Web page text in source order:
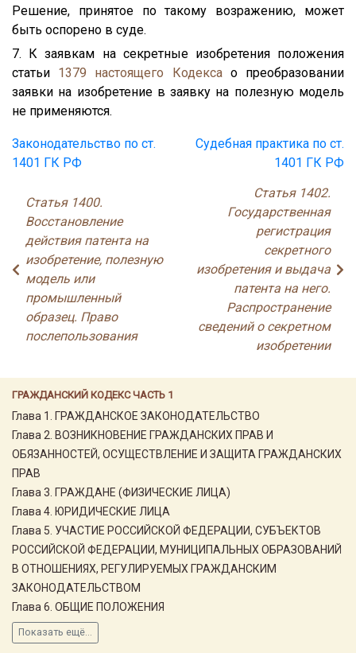
ГРАЖДАНСКИЙ КОДЕКС ЧАСТЬ 1
Глава 1. ГРАЖДАНСКОЕ ЗАКОНОДАТЕЛЬСТВО
Глава 2. ВОЗНИКНОВЕНИЕ ГРАЖДАНСКИХ ПРАВ И
ОБЯЗАННОСТЕЙ, ОСУЩЕСТВЛЕНИЕ И ЗАЩИТА ГРАЖДАНСКИХ
ПРАВ
Глава 3. ГРАЖДАНЕ (ФИЗИЧЕСКИЕ ЛИЦА)
Глава 4. ЮРИДИЧЕСКИЕ ЛИЦА
Глава 5. УЧАСТИЕ РОССИЙСКОЙ ФЕДЕРАЦИИ, СУБЪЕКТОВ
РОССИЙСКОЙ ФЕДЕРАЦИИ, МУНИЦИПАЛЬНЫХ ОБРАЗОВАНИЙ
В ОТНОШЕНИЯХ, РЕГУЛИРУЕМЫХ ГРАЖДАНСКИМ
ЗАКОНОДАТЕЛЬСТВОМ
Глава 6. ОБЩИЕ ПОЛОЖЕНИЯ
Показать ещё...
Решение, принятое по такому возражению, может
быть оспорено в суде.
7. К заявкам на секретные изобретения положения
статьи 1379 настоящего Кодексао преобразовании
заявки на изобретение в заявку на полезную модель
не применяются.
Законодательство по ст.
1401 ГК РФ
Судебная практика по ст.
1401 ГК РФ
Статья 1400.
Восстановление
действия патента на
изобретение, полезную
модель или
промышленный
образец. Право
послепользования
Статья 1402.
Государственная
регистрация
секретного
изобретения и выдача
патента на него.
Распространение
сведений о секретном
изобретении